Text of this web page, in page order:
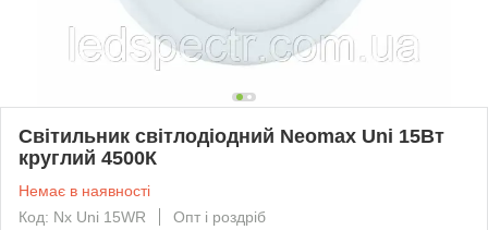
Світильник світлодіодний Neomax Uni 15Вт
круглий 4500К
Немає в наявності
Код: Nx Uni 15WR
Опт і роздріб